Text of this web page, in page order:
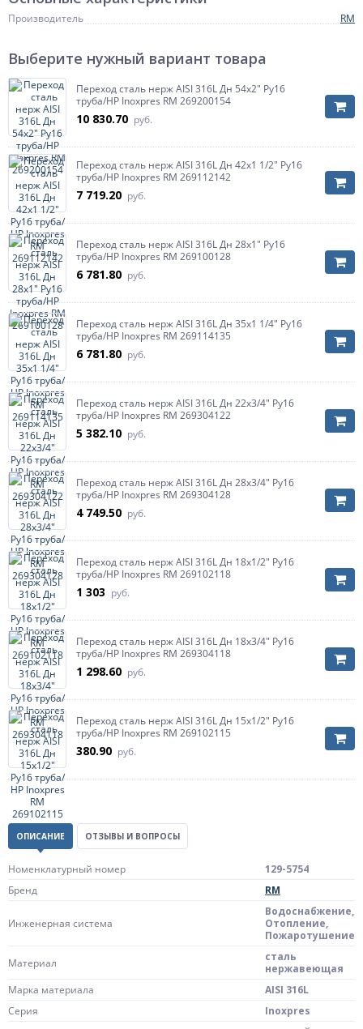
Производитель RM
Выберите нужный вариант товара
Переход сталь нерж AISI 316L Дн 54х2" Ру16
труба/НР Inoxpres RM 269200154
10 830.70 руб.
Переход сталь нерж AISI 316L Дн 42х1 1/2" Ру16
труба/НР Inoxpres RM 269112142
7 719.20 руб.
Переход сталь нерж AISI 316L Дн 28х1" Ру16
труба/НР Inoxpres RM 269100128
6 781.80 руб.
Переход сталь нерж AISI 316L Дн 35х1 1/4" Ру16
труба/НР Inoxpres RM 269114135
6 781.80 руб.
Переход сталь нерж AISI 316L Дн 22х3/4" Ру16
труба/НР Inoxpres RM 269304122
5 382.10 руб.
Переход сталь нерж AISI 316L Дн 28х3/4" Ру16
труба/НР Inoxpres RM 269304128
4 749.50 руб.
Переход сталь нерж AISI 316L Дн 18х1/2" Ру16
труба/НР Inoxpres RM 269102118
1 303 руб.
Переход сталь нерж AISI 316L Дн 18х3/4" Ру16
труба/НР Inoxpres RM 269304118
1 298.60 руб.
Переход сталь нерж AISI 316L Дн 15х1/2" Ру16
труба/НР Inoxpres RM 269102115
380.90 руб.
ОПИСАНИЕ ОТЗЫВЫ И ВОПРОСЫ
Номенклатурный номер
129-5754
Бренд
RM
Инженерная система
Водоснабжение,
Отопление,
Пожаротушение
Материал
сталь
нержавеющая
Марка материала
AISI 316L
Серия
Inoxpres